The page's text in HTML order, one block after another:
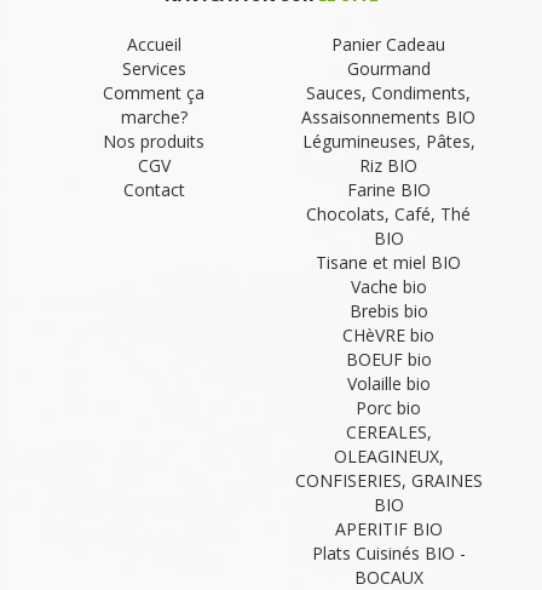
Accueil
Services
Comment ça
marche?
Nos produits
CGV
Contact
Panier Cadeau
Gourmand
Sauces, Condiments,
Assaisonnements BIO
Légumineuses, Pâtes,
Riz BIO
Farine BIO
Chocolats, Café, Thé
BIO
Tisane et miel BIO
Vache bio
Brebis bio
CHèVRE bio
BOEUF bio
Volaille bio
Porc bio
CEREALES,
OLEAGINEUX,
CONFISERIES, GRAINES
BIO
APERITIF BIO
Plats Cuisinés BIO -
BOCAUX